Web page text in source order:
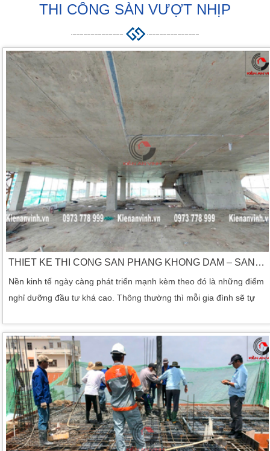
THI CÔNG SÀN VƯỢT NHỊP
THIẾT KẾ THI CÔNG SÀN PHẲNG KHÔNG DẦM – SÀN VƯỢT NHIP TRONG KHÁCH SẠN
Nền kinh tế ngày càng phát triển mạnh kèm theo đó là những điểm
nghỉ dưỡng đầu tư khá cao. Thông thường thì mỗi gia đình sẽ tự
sống cũng như cơ thể mình được khỏe. Do đó, khi đi nghỉ dưỡng
họ thường lựa chọn những nơi có không gian khác sạn thoải mái
nhất. Những ưu điểm cao mang […]